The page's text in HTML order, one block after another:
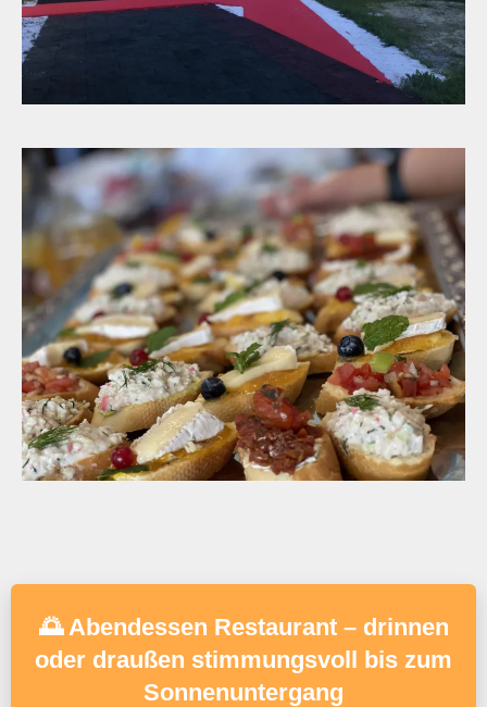
🌅 Abendessen Restaurant – drinnen
oder draußen stimmungsvoll bis zum
Sonnenuntergang